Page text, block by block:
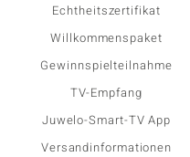
Echtheitszertifikat
Willkommenspaket
Gewinnspielteilnahme
TV-Empfang
Juwelo-Smart-TV App
Versandinformationen